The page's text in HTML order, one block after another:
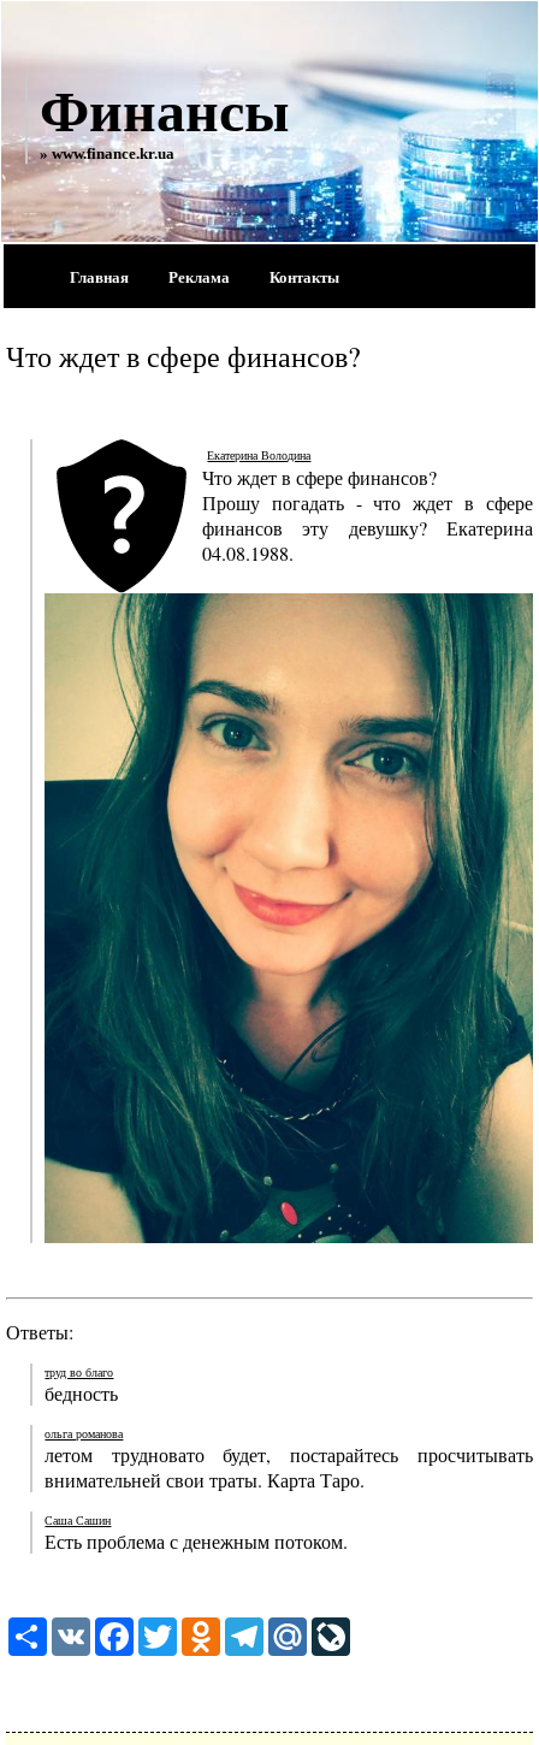
Финансы
» www.finance.kr.ua
Главная Реклама Контакты
Что ждет в сфере финансов?
Екатерина Володина
Что ждет в сфере финансов?
Прошу погадать - что ждет в сфере
финансов эту девушку? Екатерина
04.08.1988.
Ответы:
труд во благо
бедность
ольга романова
летом трудновато будет, постарайтесь просчитывать
внимательней свои траты. Карта Таро.
Саша Сашин
Есть проблема с денежным потоком.
ShareVK FacebookTwitterOdnoklassniki
TelegramMail.Ru